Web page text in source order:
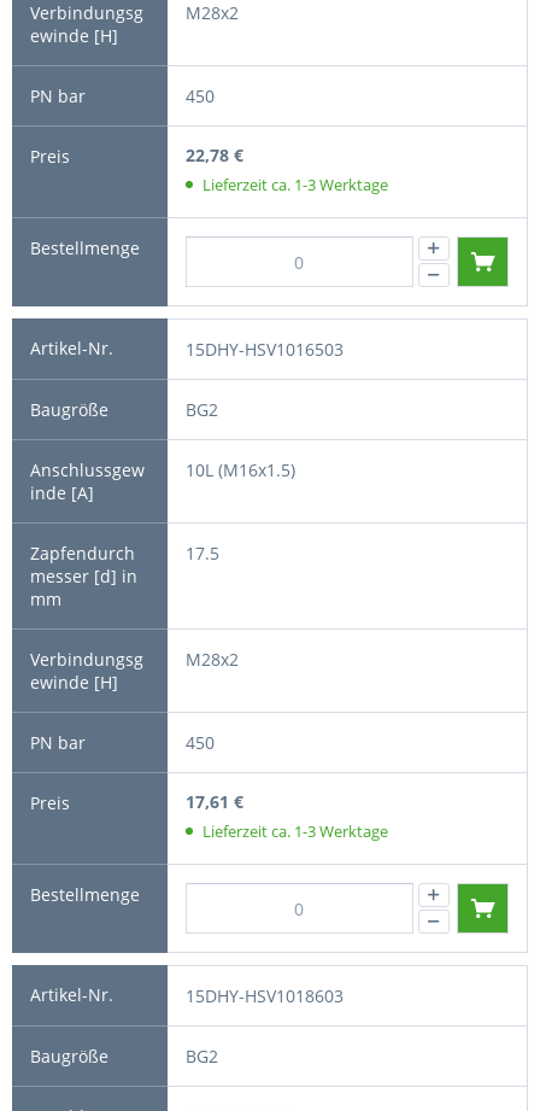
M28x2
450
22,78 €
Lieferzeit ca. 1-3 Werktage
15DHY-HSV1016503
BG2
10L (M16x1.5)
17.5
M28x2
450
17,61 €
Lieferzeit ca. 1-3 Werktage
15DHY-HSV1018603
BG2